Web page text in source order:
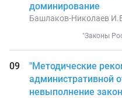
доминирование
Башлаков-Николаев
"Законы
"Методические
административной
невыполнение